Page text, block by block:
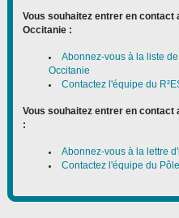
Vous souhaitez entrer en contact
Occitanie :
Abonnez-vous à la liste
Occitanie
Contactez l'équipe du
Vous souhaitez entrer en contact
:
Abonnez-vous à la lettre
Contactez l'équipe du